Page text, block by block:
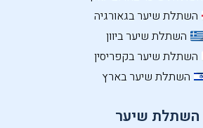
השתלת שיער בגאורגיה
השתלת שיער ביוון
השתלת שיער בקפריסין
השתלת שיער בארץ
השתלת שיער